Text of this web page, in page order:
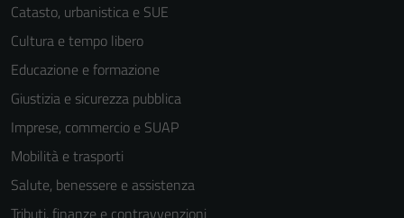
Catasto, urbanistica e SUE
Cultura e tempo libero
Educazione e formazione
Giustizia e sicurezza pubblica
Imprese, commercio e SUAP
Mobilità e trasporti
Salute, benessere e assistenza
Tributi, finanze e contravvenzioni